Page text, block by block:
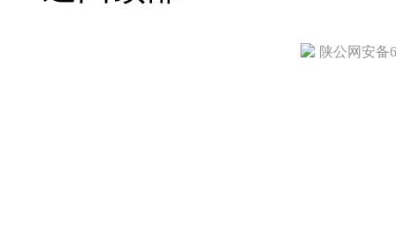
陕公网安备